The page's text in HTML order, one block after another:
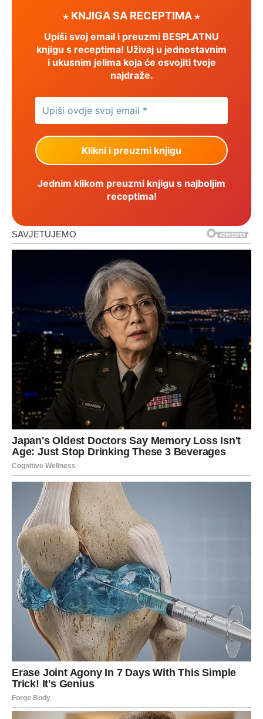
⋆ KNJIGA SA RECEPTIMA ⋆
Upiši svoj email i preuzmi BESPLATNU
knjigu s receptima! Uživaj u jednostavnim
i ukusnim jelima koja će osvojiti tvoje
najdraže.
Jednim klikom preuzmi knjigu s najboljim
receptima!